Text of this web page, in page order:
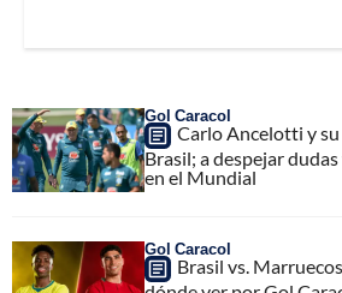
Gol Caracol
Carlo Ancelotti y
Brasil; a despejar
en el Mundial
Gol Caracol
Brasil vs.